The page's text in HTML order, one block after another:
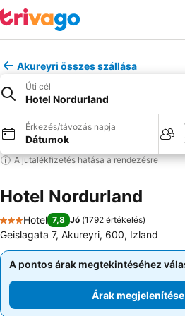
Akureyri összes szállása
Úti cél
Hotel Nordurland
Érkezés/távozás napja
Dátumok
A jutalékfizetés hatása a rendezésre
Hotel Nordurland
3 Kategória
Hotel 7,8 Jó (1792 értékelés)
Geislagata 7, Akureyri, 600, Izland
A pontos árak megtekintéséhez
Árak
A pontos árak megtekintéséhez
Árak megjelenítése